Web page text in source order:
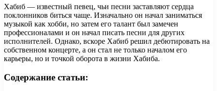
Хабиб — известный певец, чьи песни заставляют сердца
поклонников биться чаще. Изначально он начал заниматься
музыкой как хобби, но затем его талант был замечен
профессионалами и он начал писать песни для других
исполнителей. Однако, вскоре Хабиб решил дебютировать на
собственном концерте, а он стал не только началом его
карьеры, но и точкой оборота в жизни Хабиба.
Содержание статьи: